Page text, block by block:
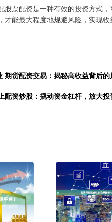
股票配资是一种有效的投资方式
能最大程度地规避风险，实现收
期货配资交易：揭秘高收益背后
配资炒股：撬动资金杠杆，放大